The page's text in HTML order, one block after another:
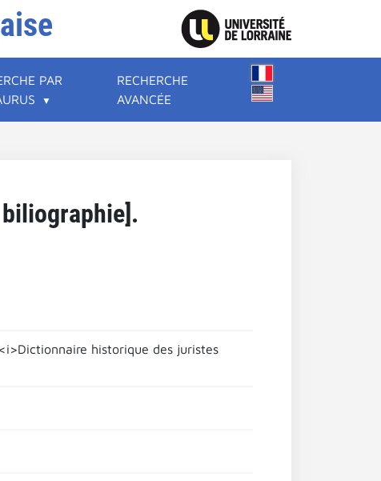
PAR
RECHERCHE
AVANCÉE
historique des juristes